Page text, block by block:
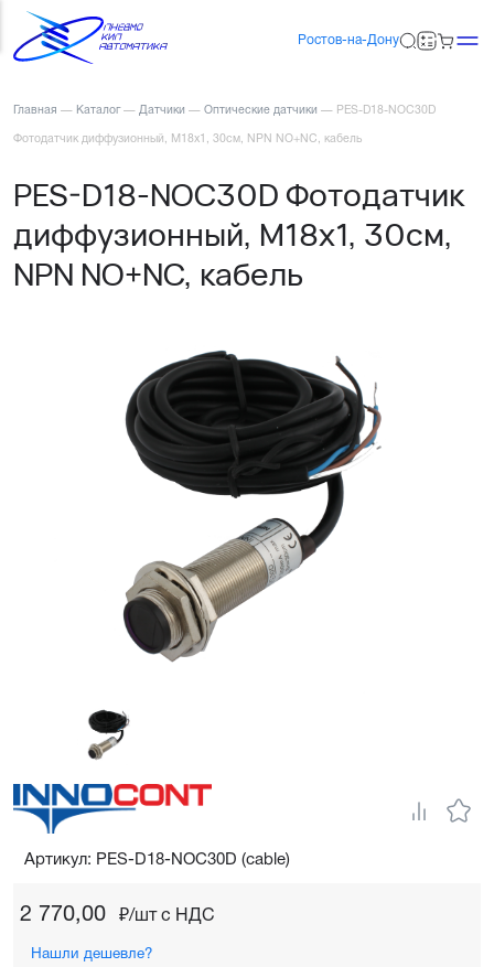
Ростов-на-Дону
Главная — Каталог — Датчики — Оптические датчики — PES-D18-NOC30D
Фотодатчик диффузионный, М18х1, 30см, NPN NO+NC, кабель
PES-D18-NOC30D Фотодатчик
диффузионный, М18х1, 30см,
NPN NO+NC, кабель
2 770,00 ₽/шт c НДС
Нашли дешевле?
Артикул: PES-D18-NOC30D (cable)